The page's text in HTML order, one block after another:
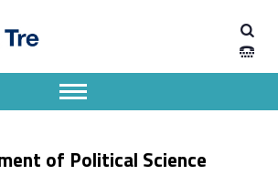
of Political Science
Apri il menu secondario